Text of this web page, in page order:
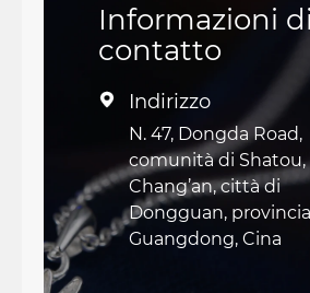
Informazioni
contatto
 Indirizzo
N. 47, Dongda Road,
comunità di
Chang’an, città di
Dongguan, provincia
Guangdong, Cina